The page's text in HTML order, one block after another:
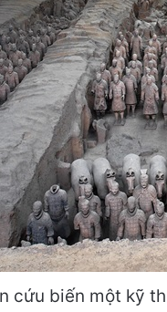
cứu biến một kỹ